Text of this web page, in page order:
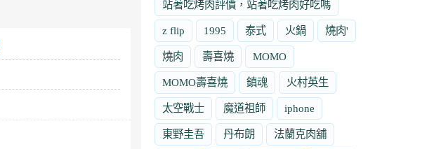
站著吃烤肉評價，站著吃烤肉好吃嗎
z flip 1995 泰式 火鍋 燒肉'
燒肉 壽喜燒 MOMO
MOMO壽喜燒 鎮魂 火村英生
太空戰士 魔道祖師 iphone
東野圭吾 丹布朗 法蘭克肉舖